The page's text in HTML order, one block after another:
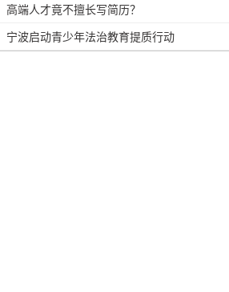
高端人才竟不擅长写简历？
宁波启动青少年法治教育提质行动